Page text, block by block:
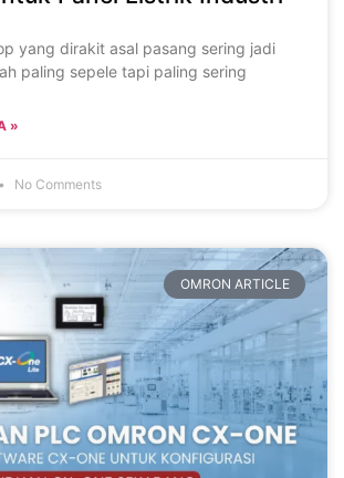
yang dirakit asal pasang sering jadi
paling sepele tapi paling sering
»
No Comments
OMRON ARTICLE